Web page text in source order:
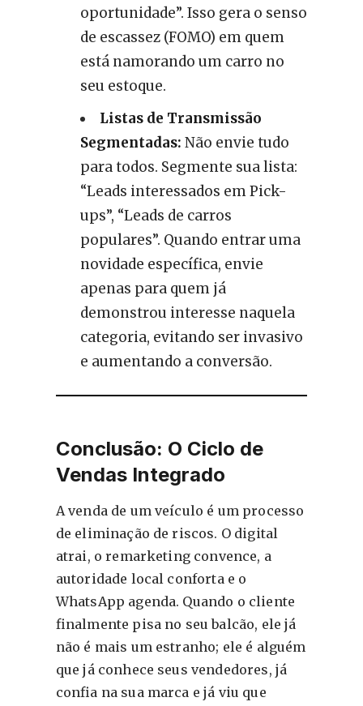
oportunidade”. Isso gera o senso
de escassez (FOMO) em quem
está namorando um carro no
seu estoque.
Listas de Transmissão
Segmentadas: Não envie tudo
para todos. Segmente sua lista:
“Leads interessados em Pick-
ups”, “Leads de carros
populares”. Quando entrar uma
novidade específica, envie
apenas para quem já
demonstrou interesse naquela
categoria, evitando ser invasivo
e aumentando a conversão.
Conclusão: O Ciclo de
Vendas Integrado
A venda de um veículo é um processo
de eliminação de riscos. O digital
atrai, o remarketing convence, a
autoridade local conforta e o
WhatsApp agenda. Quando o cliente
finalmente pisa no seu balcão, ele já
não é mais um estranho; ele é alguém
que já conhece seus vendedores, já
confia na sua marca e já viu que